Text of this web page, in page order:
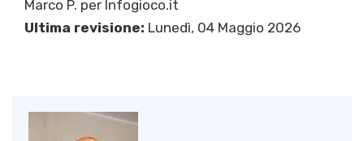
Marco P. per Infogioco.it
Ultima revisione: Lunedì, 04 Maggio 2026